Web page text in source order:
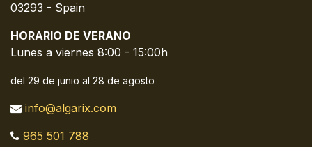
03293 - Spain
HORARIO DE VERANO
Lunes a viernes 8:00 - 15:00h
del 29 de junio al 28 de agosto
info@algarix.com
965 501 788